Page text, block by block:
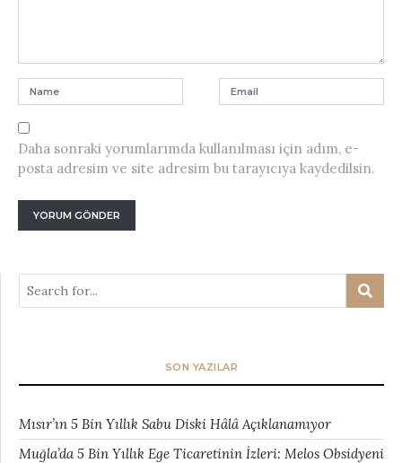
Daha sonraki yorumlarımda kullanılması için adım, e-
posta adresim ve site adresim bu tarayıcıya kaydedilsin.
SON YAZILAR
Mısır’ın 5 Bin Yıllık Sabu Diski Hâlâ Açıklanamıyor
Muğla’da 5 Bin Yıllık Ege Ticaretinin İzleri: Melos Obsidyeni